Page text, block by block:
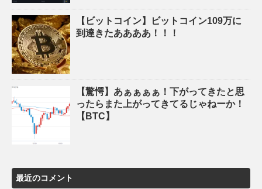
【ビットコイン】ビットコイン109万に
到達きたああああ！！！
【驚愕】あぁぁぁぁ！下がってきたと思
ったらまた上がってきてるじゃねーか！
【BTC】
最近のコメント